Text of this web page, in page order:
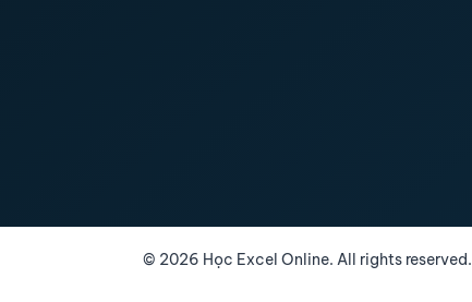
© 2026 Học Excel Online. All rights reserved.